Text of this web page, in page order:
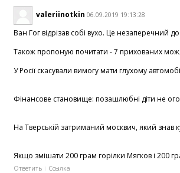
valeriinotkin 06.09.2019 19:13:28
Ван Гог відрізав собі вухо. Це незаперечний
Також пропоную почитати - 7 прихованих
У Росії скасували вимогу мати глухому
Фінансове становище: позашлюбні діти не
На Тверській затриманий москвич, який знав
Якщо змішати 200 грам горілки Мягков і 200
Ответить Ссылка